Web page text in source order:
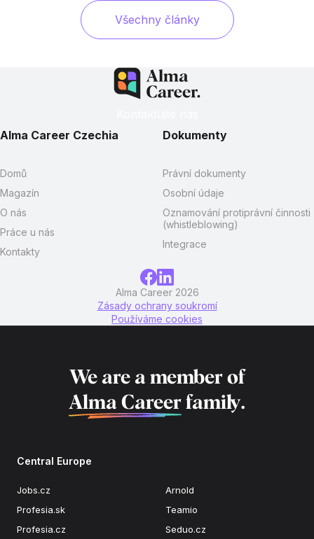
Všechny články
Alma Career Czechia
Domů
Magazín
O nás
Práce u nás
Kontakty
Dokumenty
Právní dokumenty
Osobní údaje
Oznamování protiprávní činnosti
(whistleblowing)
Integrace
Alma Career 2026
Zásady ochrany soukromí
Používáme cookies
We are a member of
Alma Career family.
Central Europe
Jobs.cz
Profesia.sk
Profesia.cz
Arnold
Teamio
Seduo.cz